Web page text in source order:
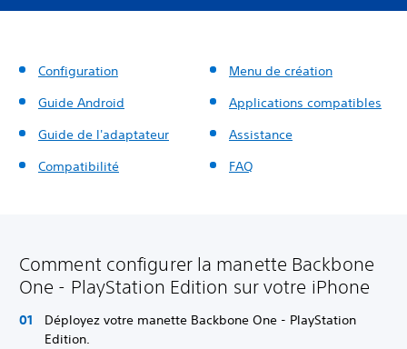
Configuration
Guide Android
Guide de l'adaptateur
Compatibilité
Menu de création
Applications compatibles
Assistance
FAQ
Comment configurer la manette Backbone
One - PlayStation Edition sur votre iPhone
Déployez votre manette Backbone One - PlayStation
Edition.